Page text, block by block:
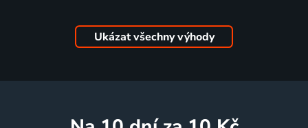
Ukázat všechny výhody